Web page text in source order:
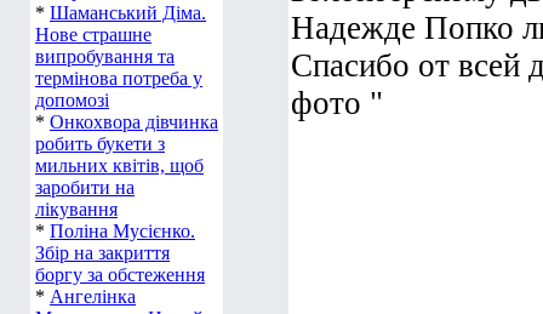
* Шаманський Діма.
Нове страшне
випробування та
термінова потреба у
допомозі
* Онкохвора дівчинка
робить букети з
мильних квітів, щоб
заробити на
лікування
* Поліна Мусієнко.
Збір на закриття
боргу за обстеження
* Ангелінка
Надежде Попко
Спасибо от всей
фото "